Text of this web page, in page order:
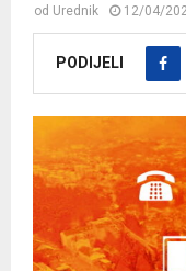
od Urednik 12/04/
PODIJELI